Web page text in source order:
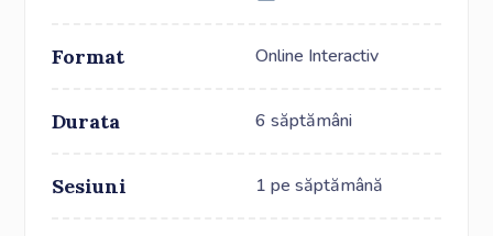
Format Online Interactiv
Durata 6 săptămâni
Sesiuni 1 pe săptămână